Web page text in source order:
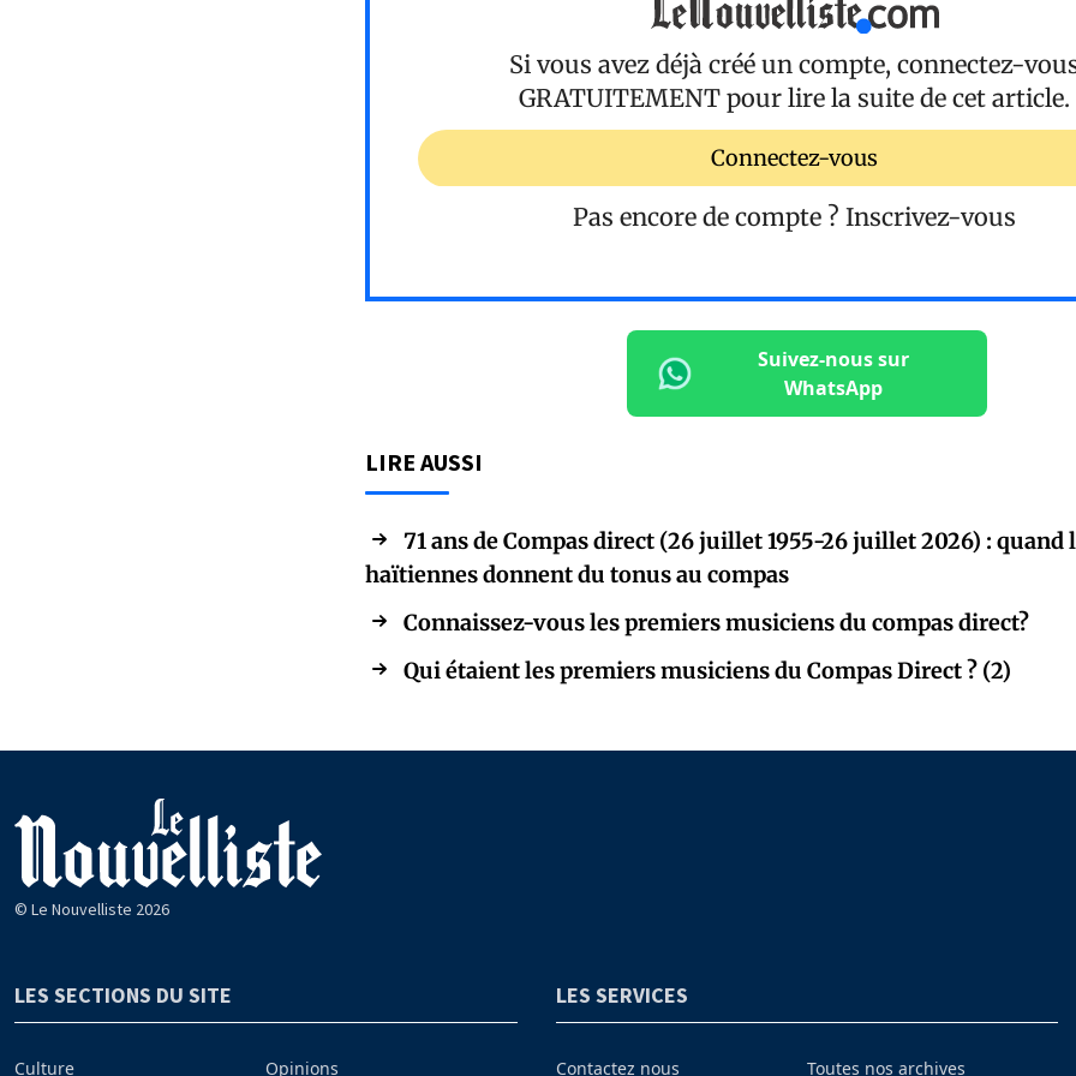
Si vous avez déjà créé un compte, connectez-
GRATUITEMENT pour lire la suite de cet article.
Connectez-vous
Pas encore de compte ? Inscrivez-vous
Suivez-nous sur
WhatsApp
LIRE AUSSI
71 ans de Compas direct (26 juillet 1955-26 juillet 2026) : quand
haïtiennes donnent du tonus au compas
Connaissez-vous les premiers musiciens du compas direct?
Qui étaient les premiers musiciens du Compas Direct ? (2)
© Le Nouvelliste 2026
LES SECTIONS DU SITE
Culture Opinions
LES SERVICES
Contactez nous Toutes nos archives